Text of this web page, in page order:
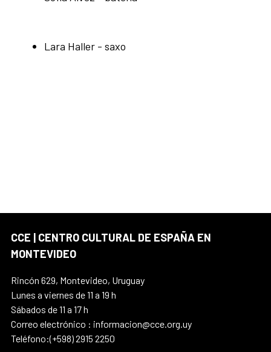
Lara Haller - saxo
CCE | CENTRO CULTURAL DE ESPAÑA EN
MONTEVIDEO
Rincón 629, Montevideo, Uruguay
Lunes a viernes de 11 a 19 h
Sábados de 11 a 17 h
Correo electrónico : informacion@cce.org.uy
Teléfono:(+598) 2915 2250